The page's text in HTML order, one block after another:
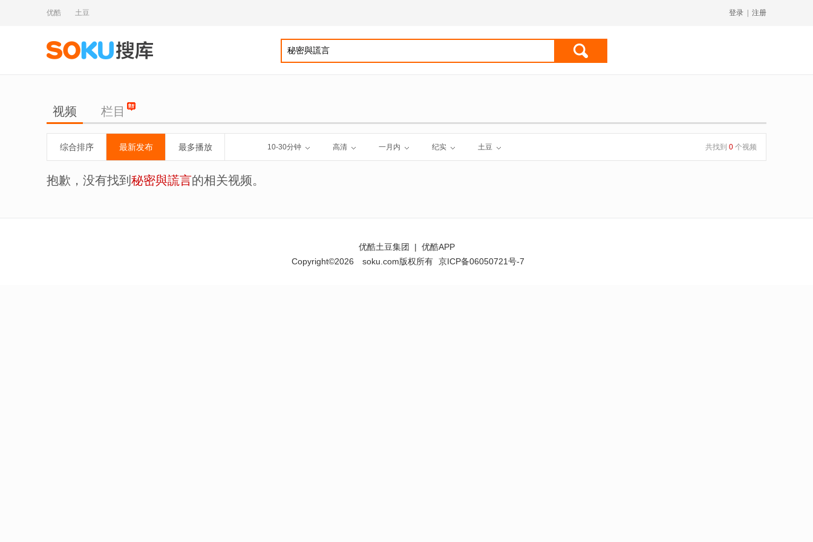
优酷 土豆 登录 注册
视频 栏目
综合排序 最新发布 最多播放 10-30分钟 高清 一月内 纪实 土豆 共找到 0 个视频
抱歉，没有找到 秘密與謊言的相关视频。
优酷土豆集团 | 优酷APP
Copyright©2026
soku.com版权所有 京ICP备06050721号-7